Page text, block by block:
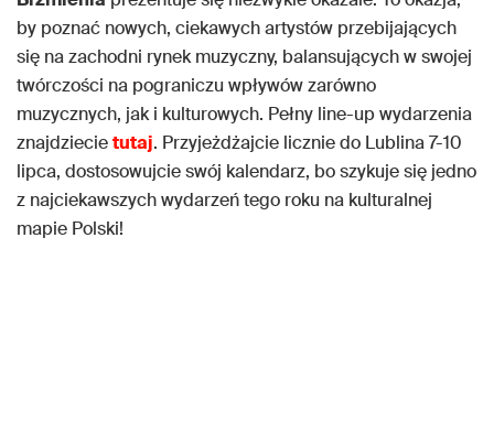
by poznać nowych, ciekawych artystów przebijających
się na zachodni rynek muzyczny, balansujących w swojej
twórczości na pograniczu wpływów zarówno
muzycznych, jak i kulturowych. Pełny line-up wydarzenia
znajdziecietutaj. Przyjeżdżajcie licznie do Lublina 7-10
lipca, dostosowujcie swój kalendarz, bo szykuje się jedno
z najciekawszych wydarzeń tego roku na kulturalnej
mapie Polski!